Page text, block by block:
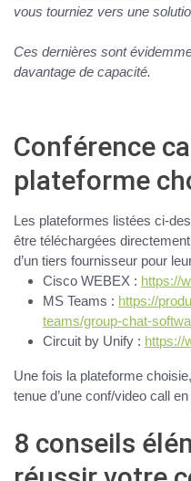
vous tourniez vers une
Ces dernières sont
davantage de capacité.
Conférence
plateforme
Les plateformes listées ci-
être téléchargées
d’un tiers fournisseur pour
Cisco WEBEX : https://
MS Teams : https://
teams/group-chat-
Circuit by Unify : https://
Une fois la plateforme
tenue d’une conf/video call
8 conseils